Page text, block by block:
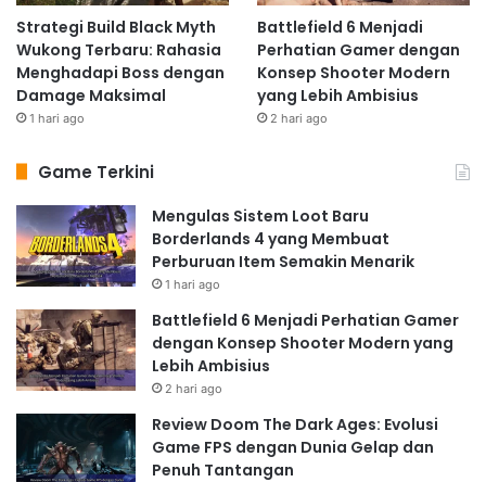
Strategi Build Black Myth
Wukong Terbaru: Rahasia
Menghadapi Boss dengan
Damage Maksimal
1 hari ago
Battlefield 6 Menjadi
Perhatian Gamer dengan
Konsep Shooter Modern
yang Lebih Ambisius
2 hari ago
Game Terkini
Mengulas Sistem Loot Baru
Borderlands 4 yang Membuat
Perburuan Item Semakin Menarik
1 hari ago
Battlefield 6 Menjadi Perhatian Gamer
dengan Konsep Shooter Modern yang
Lebih Ambisius
2 hari ago
Review Doom The Dark Ages: Evolusi
Game FPS dengan Dunia Gelap dan
Penuh Tantangan